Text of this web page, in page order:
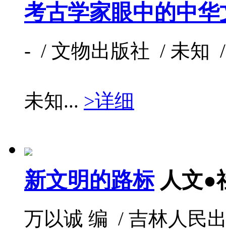
考古学家眼中的中华
- / 文物出版社 / 未知
未知... >详细
新文明的路标 人文●
万以诚 编 / 吉林人民